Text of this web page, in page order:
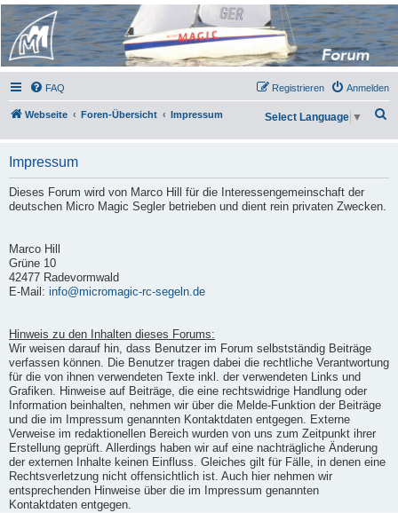
Micro Magic Forum
Deutschland
FAQ Anmelden
Registrieren
Webseite Foren-Übersicht Impressum
h
Select Language ▼
Impressum
Dieses Forum wird von Marco Hill für die Interessengemeinschaft der
deutschen Micro Magic Segler betrieben und dient rein privaten Zwecken.
Marco Hill
Grüne 10
42477 Radevormwald
E-Mail: info@micromagic-rc-segeln.de
Hinweis zu den Inhalten dieses Forums:
Wir weisen darauf hin, dass Benutzer im Forum selbstständig Beiträge
verfassen können. Die Benutzer tragen dabei die rechtliche Verantwortung
für die von ihnen verwendeten Texte inkl. der verwendeten Links und
Grafiken. Hinweise auf Beiträge, die eine rechtswidrige Handlung oder
Information beinhalten, nehmen wir über die Melde-Funktion der Beiträge
und die im Impressum genannten Kontaktdaten entgegen. Externe
Verweise im redaktionellen Bereich wurden von uns zum Zeitpunkt ihrer
Erstellung geprüft. Allerdings haben wir auf eine nachträgliche Änderung
der externen Inhalte keinen Einfluss. Gleiches gilt für Fälle, in denen eine
Rechtsverletzung nicht offensichtlich ist. Auch hier nehmen wir
entsprechenden Hinweise über die im Impressum genannten
Kontaktdaten entgegen.